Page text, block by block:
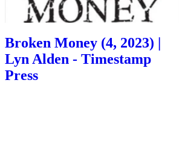
Broken Money (4, 2023) |
Lyn Alden - Timestamp
Press